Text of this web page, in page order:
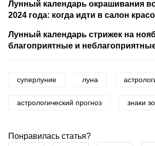
Лунный календарь окрашивания
2024 года: когда идти в салон
Лунный календарь стрижек на
благоприятные и
суперлуние луна
астрологический прогноз знаки
Понравилась статья?